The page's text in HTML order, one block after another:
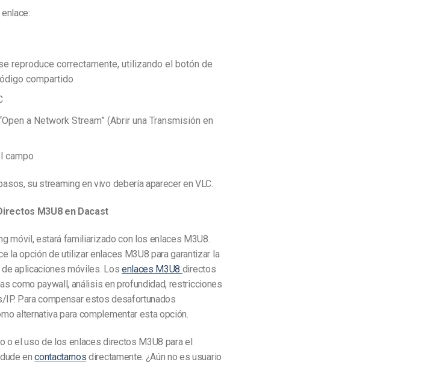
reproduce correctamente, utilizando el botón de
compartido
a Network Stream” (Abrir una Transmisión en
campo
su streaming en vivo debería aparecer en VLC.
M3U8 en Dacast
móvil, estará familiarizado con los enlaces M3U8.
la opción de utilizar enlaces M3U8 para garantizar la
aplicaciones móviles. Los enlaces M3U8 directos
como paywall, análisis en profundidad, restricciones
Para compensar estos desafortunados
alternativa para complementar esta opción.
o el uso de los enlaces directos M3U8 para el
encontactarnos directamente. ¿Aún no es usuario